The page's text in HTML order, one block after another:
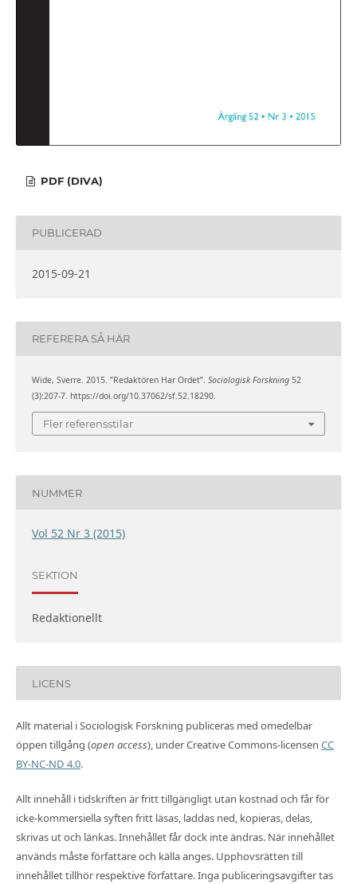
PDF (DIVA)
PUBLICERAD
2015-09-21
REFERERA SÅ HÄR
Wide, Sverre. 2015. ”Redaktören Har Ordet”. Sociologisk Forskning52
(3):207-7. https://doi.org/10.37062/sf.52.18290.
Fler referensstilar
NUMMER
Vol 52 Nr 3 (2015)
SEKTION
Redaktionellt
LICENS
Allt material i Sociologisk Forskning publiceras med omedelbar
öppen tillgång (open access), under Creative Commons-licensen CC
BY-NC-ND 4.0.
Allt innehåll i tidskriften är fritt tillgängligt utan kostnad och får för
icke-kommersiella syften fritt läsas, laddas ned, kopieras, delas,
skrivas ut och länkas. Innehållet får dock inte ändras. När innehållet
används måste författare och källa anges. Upphovsrätten till
innehållet tillhör respektive författare. Inga publiceringsavgifter tas